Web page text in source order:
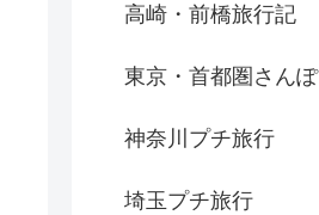
高崎・前橋旅行記
東京・首都圏さんぽ
神奈川プチ旅行
埼玉プチ旅行